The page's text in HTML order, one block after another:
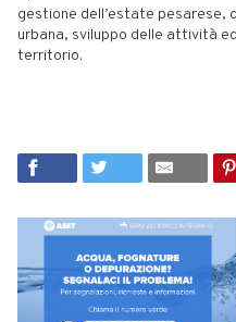
gestione dell’estate pesarese,
urbana, sviluppo delle attività
territorio.